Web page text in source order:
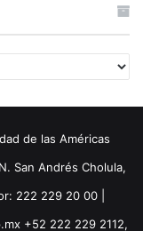
de las Américas
San Andrés Cholula,
222 229 20 00 |
+52 222 229 2112,